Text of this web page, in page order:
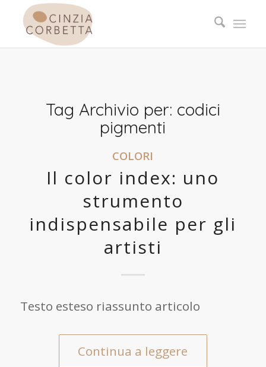
Tag Archivio per: codici
pigmenti
COLORI
Il color index: uno
strumento
indispensabile per gli
artisti
Testo esteso riassunto articolo
Continua a leggere